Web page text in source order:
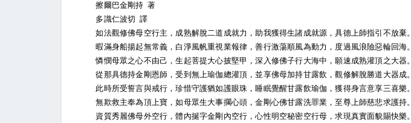
擦爾巴金剛持 著
多識仁波切 譯
如法觀修佛母空行主，成熟解脫二道成就力，助我獲得生諸成就源，具德上師指引不放棄。
暇滿身船揚起無常義，白淨風帆重視業報律，善行激蕩順風為動力，度過風浪險惡輪回海。
憐憫母眾之心不由己，生起菩提大心披堅甲，深入修佛子行大海中，願速成熟灌頂之大器。
從那具德持金剛恩師，受到無上瑜伽總灌頂，並享佛母加持甘露飲，觀修解脫勝道大器成。
此時所受誓言與戒行，珍惜守護猶如護眼珠，睡眠覺醒甘露飲瑜伽，獲得身言意享三喜樂。
無欺救主奉為頂上寶，如母眾生大事擱心頭，金剛心佛甘露洗罪業，至尊上師慈悲求護持。
資質秀麗佛母外空行，體內挻字金剛內空行，心性明空秘密空行母，求現真實面貌賜快樂。